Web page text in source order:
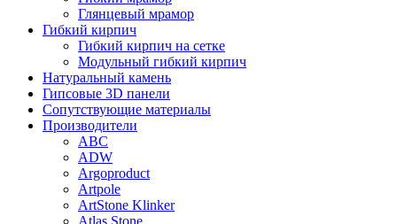
Глянцевый мрамор
Гибкий кирпич
Гибкий кирпич на сетке
Модульный гибкий кирпич
Натуральный камень
Гипсовые 3D панели
Сопутствующие материалы
Производители
ABC
ADW
Argoproduct
Artpole
ArtStone Klinker
Atlas Stone